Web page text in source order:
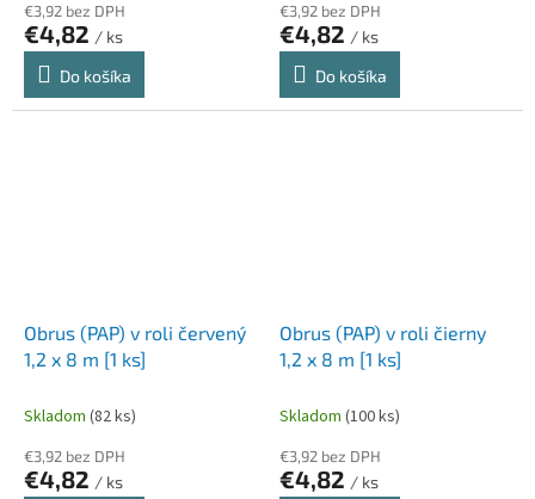
€3,92 bez DPH
€4,82 / ks
Do košíka
€3,92 bez DPH
€4,82 / ks
Do košíka
Obrus (PAP) v roli červený
1,2 x 8 m [1 ks]
Skladom (82 ks)
€3,92 bez DPH
€4,82 / ks
Obrus (PAP) v roli čierny
1,2 x 8 m [1 ks]
Skladom (100 ks)
€3,92 bez DPH
€4,82 / ks